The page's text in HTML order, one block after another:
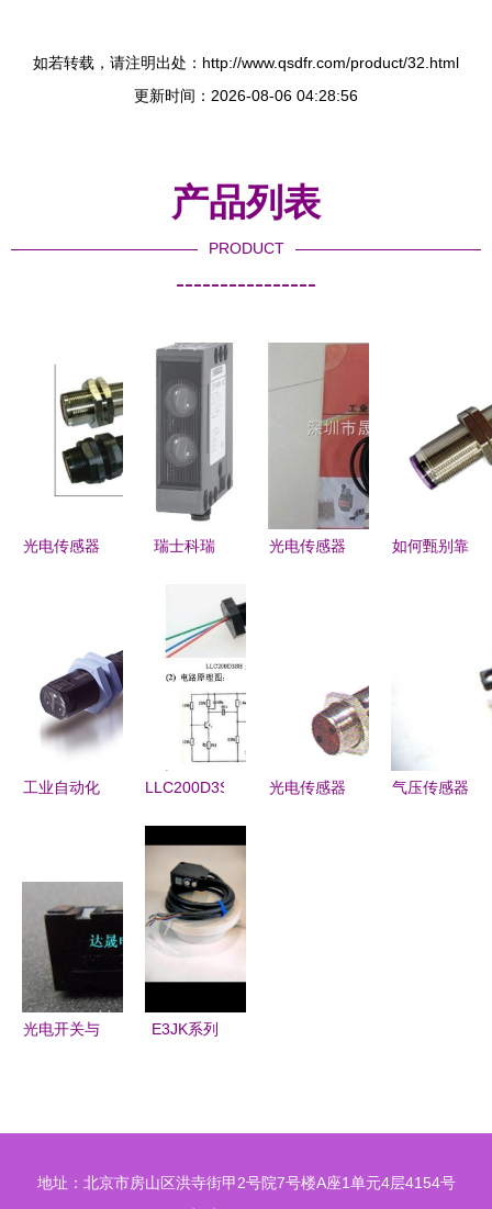
如若转载，请注明出处：http://www.qsdfr.com/product/32.html
更新时间：2026-08-06 04:28:56
产品列表
PRODUCT
----------------
光电传感器
南
瑞士科瑞
光电传感器
定义工业检
测新标准
光电传感器
如何甄别靠
工业自动化
DATALOGIC
S51光电传
感器全解析
LLC200D3SH
连接方法详
解
光电传感器
气压传感器
光电开关与
E3JK系列
40米与回归
地址：北京市房山区洪寺街甲2号院7号楼A座1单元4层4154号